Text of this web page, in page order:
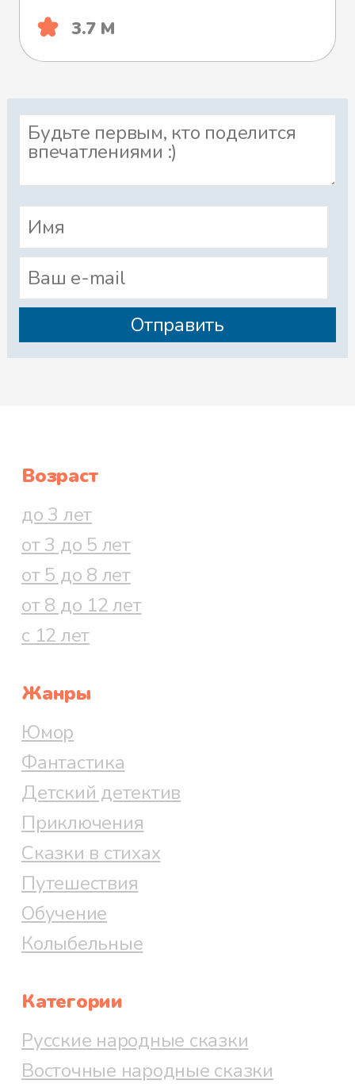
3.7 М
Возраст
до 3 лет
от 3 до 5 лет
от 5 до 8 лет
от 8 до 12 лет
с 12 лет
Жанры
Юмор
Фантастика
Детский детектив
Приключения
Сказки в стихах
Путешествия
Обучение
Колыбельные
Категории
Русские народные сказки
Восточные народные сказки